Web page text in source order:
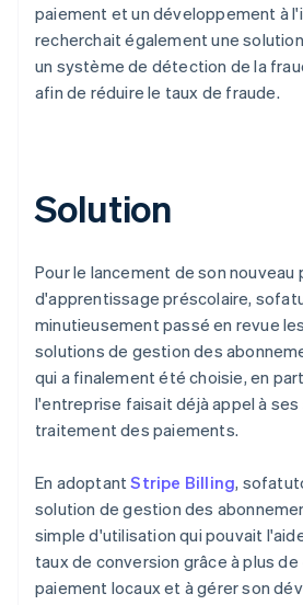
paiement et un développement à
recherchait également une
un système de détection de la
afin de réduire le taux de fraude.
Solution
Pour le lancement de son nouveau
d'apprentissage préscolaire,
minutieusement passé en revue
solutions de gestion des
qui a finalement été choisie, en
l'entreprise faisait déjà appel à
traitement des paiements.
En adoptantStripe Billing,
solution de gestion des
simple d'utilisation qui pouvait
taux de conversion grâce à plus
paiement locaux et à gérer son